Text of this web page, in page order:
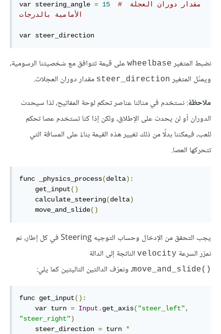
var steering_angle = 15
# مقدار دوران العجلة
الأمامية بالدرجات
var steer_direction
نضبط المتغير wheelbase على قيمة تتوافق مع شخصيتنا الرسومية،
ويمثّل المتغير steer_direction مقدار دوران العجلات.
ملاحظة: نستخدم في مثالنا عناصر تحكم لوحة المفاتيح، لذا سيحدث
الدوران أو لن يحدث على الإطلاق، ولكن إذا كنا تستخدم عصا تحكم
للعب، فيمكننا بدلًا من ذلك تغيير هذه القيمة بناءً على المسافة التي
تتحركها العصا.
func _physics_process(delta):
    get_input
()
    calculate_steering
(delta)
    move_and_slide
()
يجب التحقق من الإدخال وحساب التوجيه Steering في كل إطار، ثم
نمرّر السرعة velocity الناتجة إلى الدالة
move_and_slide()‎، ونعرّف الدالتين التاليتين كما يلي:
func get_input():
    var turn
= Input . get_axis( "steer_left",
"steer_right")
    steer_direction
= turn *